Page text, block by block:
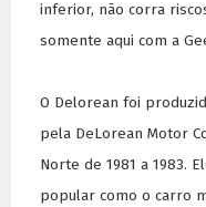
inferior, não corra
somente aqui com a
O Delorean foi
pela DeLorean Motor
Norte de 1981 a 1983.
popular como o carro